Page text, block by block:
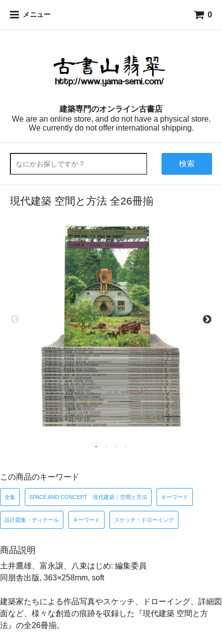
メニュー 0
建築専門のオンライン古書店
We are an online store, and do not have a physical store.
We currently do not offer international shipping.
検索
現代建築 空間と方法 全26冊揃
この商品のキーワード
全集 SPACE AND CONCEPT 現代建築｜空間と方法 キーワード
設計図集・ディテール キーワード スケッチ・ドローイング
商品説明
土井鷹雄、富永譲、八束はじめ: 編集委員
同朋舎出版, 363×258mm, soft
建築家たちによる作品写真やスケッチ、ドローイング、詳細図
面など、様々な創造の痕跡を収録した『現代建築 空間と方
法』の全26冊揃。